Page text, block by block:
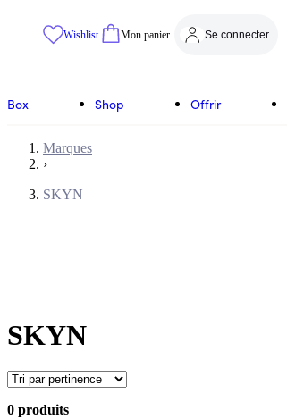
Wishlist Mon panier Se connecter
Box Shop Offrir
Marques
›
SKYN
SKYN
0 produits